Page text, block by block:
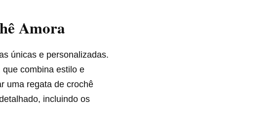
Amora
únicas e personalizadas.
combina estilo e
uma regata de crochê
incluindo os